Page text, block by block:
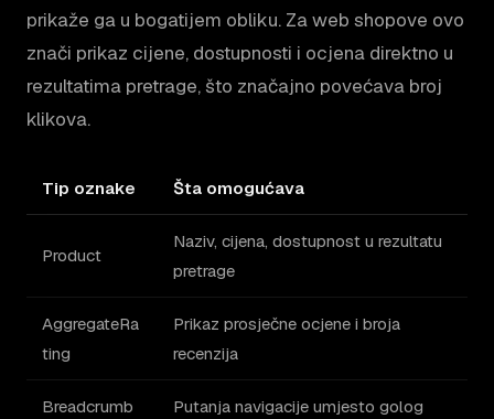
prikaže ga u bogatijem obliku. Za web shopove ovo
znači prikaz cijene, dostupnosti i ocjena direktno u
rezultatima pretrage, što značajno povećava broj
klikova.
Tip oznake Šta omogućava
Product
Naziv, cijena, dostupnost u rezultatu
pretrage
AggregateRa
ting
Prikaz prosječne ocjene i broja
recenzija
Breadcrumb
Putanja navigacije umjesto golog